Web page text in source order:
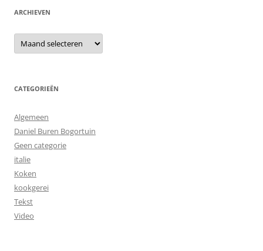
ARCHIEVEN
Archieven
CATEGORIEËN
Algemeen
Daniel Buren Bogortuin
Geen categorie
italie
Koken
kookgerei
Tekst
Video